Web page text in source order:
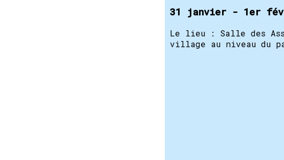
31 janvier - 1er
Le lieu : Salle des
village au niveau du